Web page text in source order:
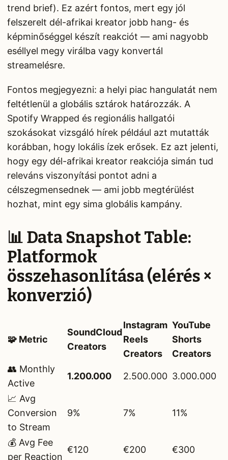
trend brief). Ez azért fontos, mert egy jól
felszerelt dél-afrikai kreator jobb hang- és
képminőséggel készít reakciót — ami nagyobb
eséllyel megy virálba vagy konvertál
streamelésre.
Fontos megjegyezni: a helyi piac hangulatát nem
feltétlenül a globális sztárok határozzák. A
Spotify Wrapped és regionális hallgatói
szokásokat vizsgáló hírek például azt mutatták
korábban, hogy lokális ízek erősek. Ez azt jelenti,
hogy egy dél-afrikai kreator reakciója simán tud
releváns viszonyítási pontot adni a
célszegmensednek — ami jobb megtérülést
hozhat, mint egy sima globális kampány.
📊 Data Snapshot Table:
Platformok
összehasonlítása (elérés ×
konverzió)
🧩 Metric
SoundCloud
Creators
Instagram
Reels
Creators
YouTube
Shorts
Creators
👥 Monthly
Active
1.200.000 2.500.000 3.000.000
📈 Avg
Conversion
to Stream
9% 7% 11%
💰 Avg Fee
per Reaction
€120 €200 €300